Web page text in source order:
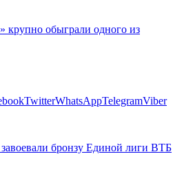
крупно обыграли одного из
TwitterWhatsAppTelegramViber
бронзу Единой лиги ВТБ